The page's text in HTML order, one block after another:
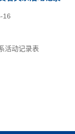
16